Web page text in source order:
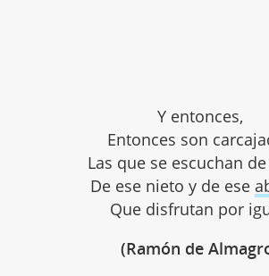
Y entonces,
Entonces son
Las que se escuchan
De ese nieto y de ese
Que disfrutan por
(Ramón de